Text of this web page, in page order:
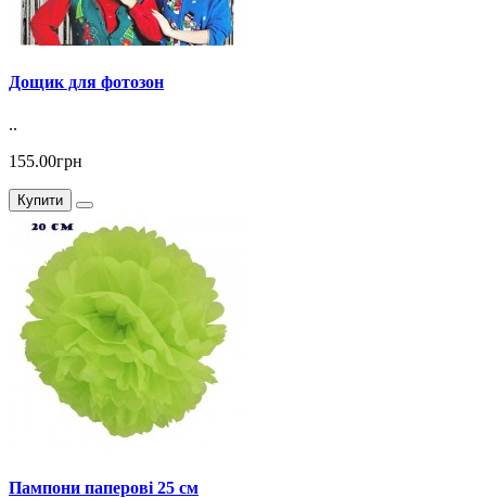
Дощик для фотозон
..
155.00грн
Купити
Пампони паперові 25 см